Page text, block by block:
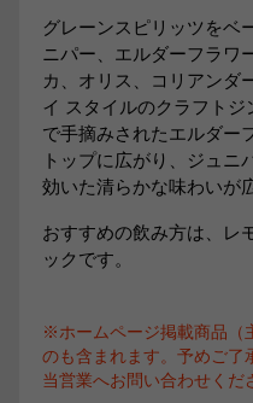
グレーンスピリッツをベ
ニパー、エルダーフラワ
カ、オリス、コリアンダ
イ スタイルのクラフト
で手摘みされたエルダー
トップに広がり、ジュニ
効いた清らかな味わいが
おすすめの飲み方は、レ
ックです。
※ホームページ掲載商品（
のも含まれます。予めご了
当営業へお問い合わせくだ